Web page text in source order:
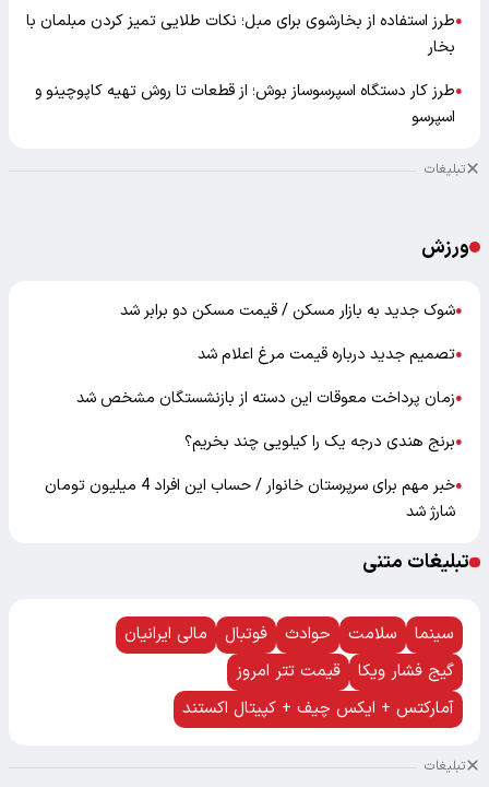
●طرز استفاده از بخارشوی برای مبل؛ نکات طلایی تمیز کردن مبلمان با
بخار
●طرز کار دستگاه اسپرسوساز بوش؛ از قطعات تا روش تهیه کاپوچینو و
اسپرسو
تبلیغات
ورزش
●شوک جدید به بازار مسکن / قیمت مسکن دو برابر شد
●تصمیم جدید درباره قیمت مرغ اعلام شد
●زمان پرداخت معوقات این دسته از بازنشستگان مشخص شد
●برنج هندی درجه یک را کیلویی چند بخریم؟
●
خبر مهم برای سرپرستان خانوار / حساب این افراد 4 میلیون تومان
شارژ شد
تبلیغات متنی
سینما سلامت حوادث فوتبال
مالی ایرانیان
گیج فشار ویکا
قیمت تتر امروز
آمارکتس + ایکس چیف + کپیتال اکستند
تبلیغات